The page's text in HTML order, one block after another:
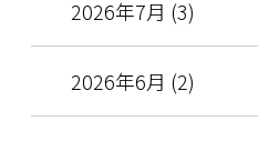
2026年7月 (3)
2026年6月 (2)